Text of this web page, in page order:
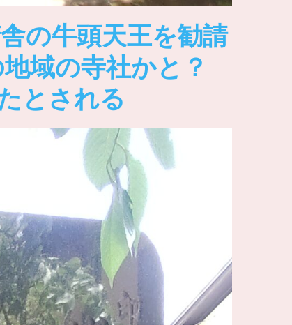
の牛頭天王を勧請
域の寺社かと？
とされる